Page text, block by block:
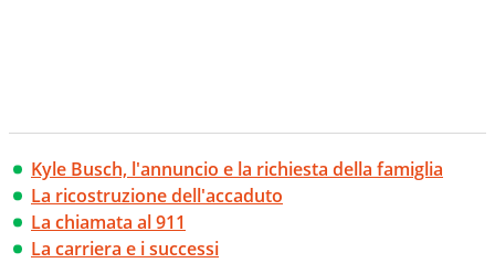
Kyle Busch, l'annuncio e la richiesta della famiglia
La ricostruzione dell'accaduto
La chiamata al 911
La carriera e i successi